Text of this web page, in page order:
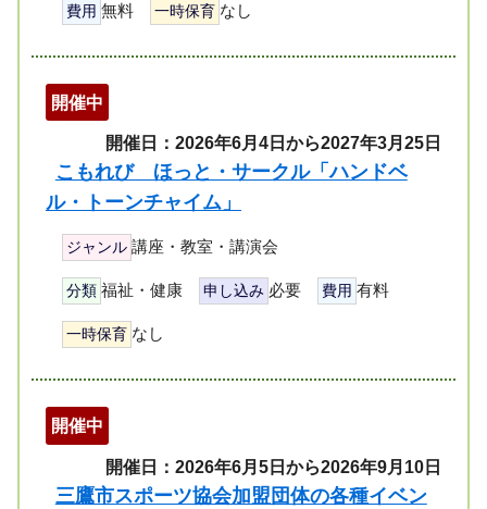
費用 無料 一時保育 なし
開催中
開催日：2026年6月4日から2027年3月25日
こもれび ほっと・サークル「ハンドベ
ル・トーンチャイム」
ジャンル 講座・教室・講演会
分類 福祉・健康 申し込み 必要 費用 有料
一時保育 なし
開催中
開催日：2026年6月5日から2026年9月10日
三鷹市スポーツ協会加盟団体の各種イベン